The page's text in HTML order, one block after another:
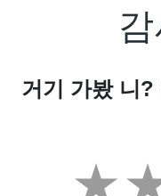
거기 가봤 니?